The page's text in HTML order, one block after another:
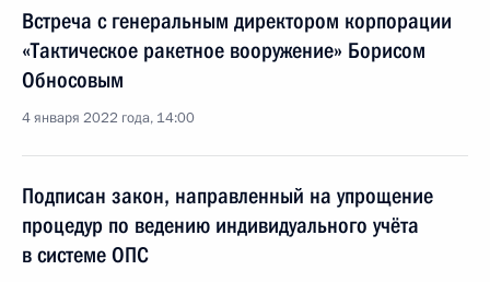
Встреча с генеральным директором корпорации
«Тактическое ракетное вооружение» Борисом
Обносовым
4 января 2022 года, 14:00
Подписан закон, направленный на упрощение
процедур по ведению индивидуального учёта
в системе ОПС